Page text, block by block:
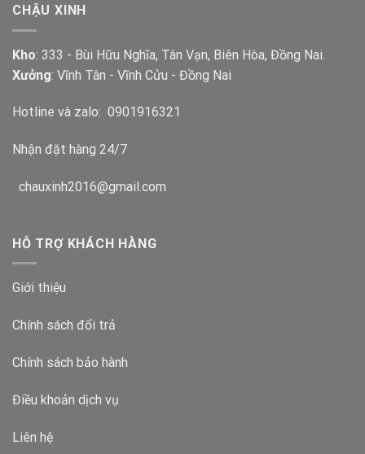
CHẬU XINH
Kho: 333 - Bùi Hữu Nghĩa, Tân Vạn, Biên Hòa, Đồng Nai.
Xưởng: Vĩnh Tân - Vĩnh Cửu - Đồng Nai
Hotline và zalo: 0901916321
Nhận đặt hàng 24/7
chauxinh2016@gmail.com
HỖ TRỢ KHÁCH HÀNG
Giới thiệu
Chính sách đổi trả
Chính sách bảo hành
Điều khoản dịch vụ
Liên hệ